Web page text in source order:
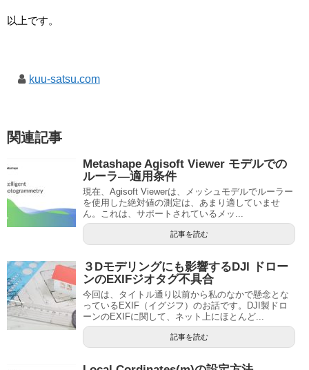
以上です。
kuu-satsu.com
関連記事
Metashape Agisoft Viewer モデルでの
ルーラ―適用条件
現在、Agisoft Viewerは、メッシュモデルでルーラー
を使用した絶対値の測定は、あまり適していませ
ん。これは、サポートされているメッ...
記事を読む
３Dモデリングにも影響するDJI ドロー
ンのEXIFジオタグ不具合
今回は、タイトル通り以前から私のなかで懸念とな
っているEXIF（イグジフ）のお話です。DJI製ドロ
ーンのEXIFに関して、ネット上にほとんど...
記事を読む